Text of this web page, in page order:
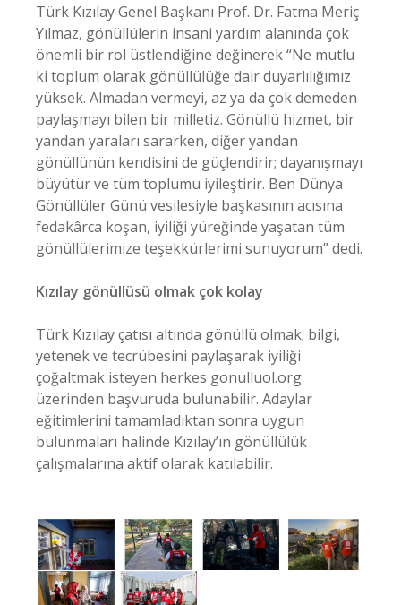
Türk Kızılay Genel Başkanı Prof. Dr. Fatma Meriç
Yılmaz, gönüllülerin insani yardım alanında çok
önemli bir rol üstlendiğine değinerek “Ne mutlu
ki toplum olarak gönüllülüğe dair duyarlılığımız
yüksek. Almadan vermeyi, az ya da çok demeden
paylaşmayı bilen bir milletiz. Gönüllü hizmet, bir
yandan yaraları sararken, diğer yandan
gönüllünün kendisini de güçlendirir; dayanışmayı
büyütür ve tüm toplumu iyileştirir. Ben Dünya
Gönüllüler Günü vesilesiyle başkasının acısına
fedakârca koşan, iyiliği yüreğinde yaşatan tüm
gönüllülerimize teşekkürlerimi sunuyorum” dedi.
Kızılay gönüllüsü olmak çok kolay
Türk Kızılay çatısı altında gönüllü olmak; bilgi,
yetenek ve tecrübesini paylaşarak iyiliği
çoğaltmak isteyen herkes gonulluol.org
üzerinden başvuruda bulunabilir. Adaylar
eğitimlerini tamamladıktan sonra uygun
bulunmaları halinde Kızılay’ın gönüllülük
çalışmalarına aktif olarak katılabilir.